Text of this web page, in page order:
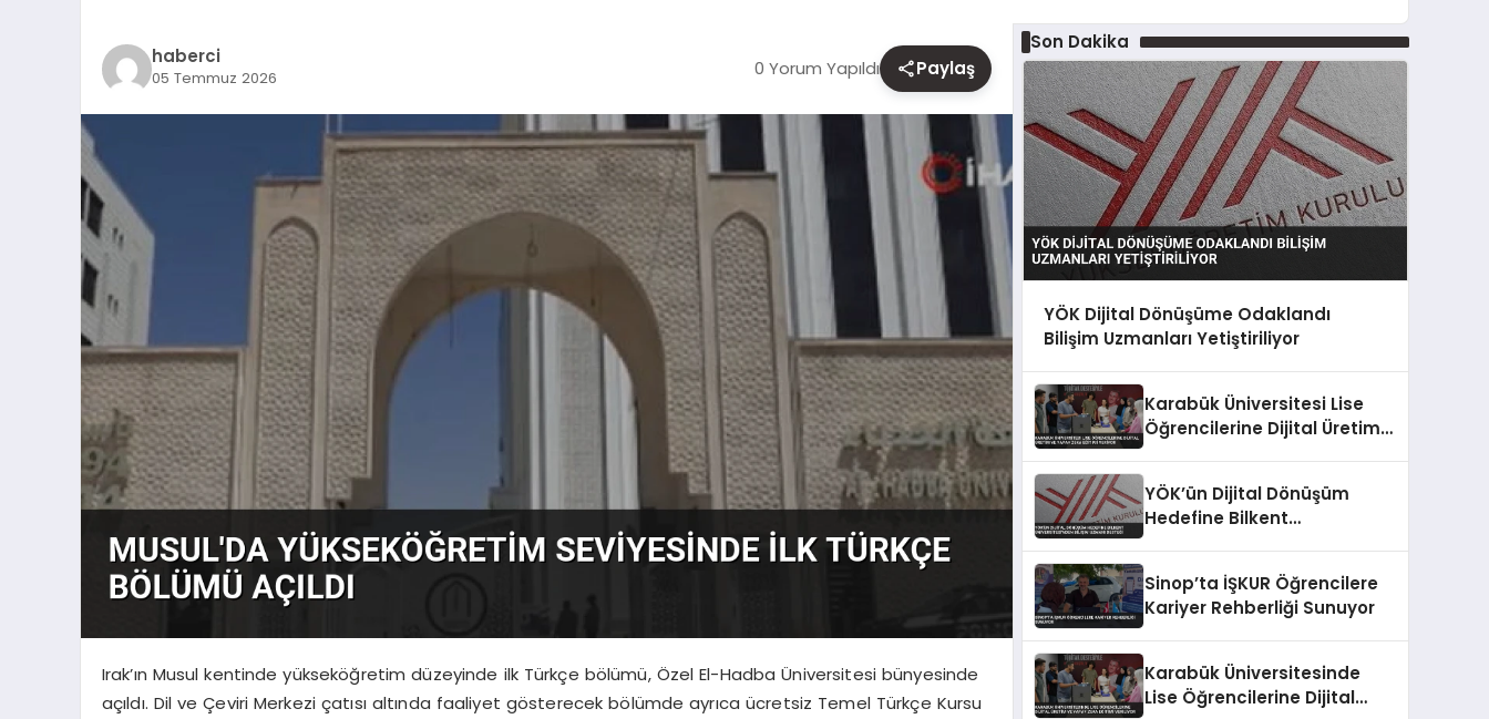
haberci
05 Temmuz 2026 0 Yorum Yapıldı Paylaş
Irak’ın Musul kentinde yükseköğretim düzeyinde ilk Türkçe bölümü, Özel El-Hadba Üniversitesi bünyesinde
açıldı. Dil ve Çeviri Merkezi çatısı altında faaliyet gösterecek bölümde ayrıca ücretsiz Temel Türkçe Kursu
Son Dakika
YÖK Dijital Dönüşüme Odaklandı
Bilişim Uzmanları Yetiştiriliyor
Karabük Üniversitesi Lise
Öğrencilerine Dijital Üretim
YÖK’ün Dijital Dönüşüm
Hedefine Bilkent
Sinop’ta İŞKUR Öğrencilere
Kariyer Rehberliği Sunuyor
Karabük Üniversitesinde
Lise Öğrencilerine Dijital